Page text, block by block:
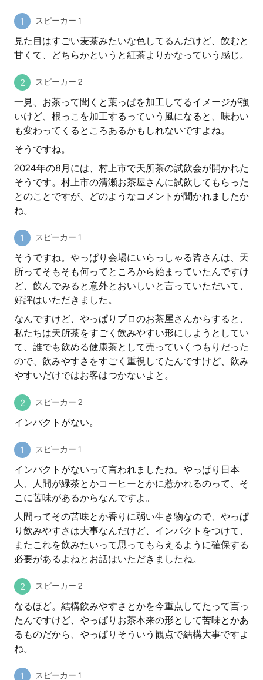
スピーカー 1
見た目はすごい麦茶みたいな色してるんだけど、飲むと
甘くて、どちらかというと紅茶よりかなっていう感じ。
スピーカー 2
一見、お茶って聞くと葉っぱを加工してるイメージが強
いけど、根っこを加工するっていう風になると、味わい
も変わってくるところあるかもしれないですよね。
そうですね。
2024年の8月には、村上市で天所茶の試飲会が開かれた
そうです。村上市の清瀬お茶屋さんに試飲してもらった
とのことですが、どのようなコメントが聞かれましたか
ね。
スピーカー 1
そうですね。やっぱり会場にいらっしゃる皆さんは、天
所ってそもそも何ってところから始まっていたんですけ
ど、飲んでみると意外とおいしいと言っていただいて、
好評はいただきました。
なんですけど、やっぱりプロのお茶屋さんからすると、
私たちは天所茶をすごく飲みやすい形にしようとしてい
て、誰でも飲める健康茶として売っていくつもりだった
ので、飲みやすさをすごく重視してたんですけど、飲み
やすいだけではお客はつかないよと。
スピーカー 2
インパクトがない。
スピーカー 1
インパクトがないって言われましたね。やっぱり日本
人、人間が緑茶とかコーヒーとかに惹かれるのって、そ
こに苦味があるからなんですよ。
人間ってその苦味とか香りに弱い生き物なので、やっぱ
り飲みやすさは大事なんだけど、インパクトをつけて、
またこれを飲みたいって思ってもらえるように確保する
必要があるよねとお話はいただきましたね。
スピーカー 2
なるほど。結構飲みやすさとかを今重点してたって言っ
たんですけど、やっぱりお茶本来の形として苦味とかあ
るものだから、やっぱりそういう観点で結構大事ですよ
ね。
スピーカー 1